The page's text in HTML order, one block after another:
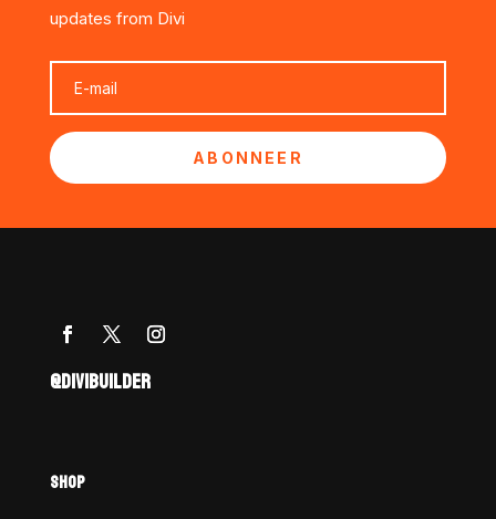
updates from Divi
ABONNEER
@DIVIBUILDER
SHOP